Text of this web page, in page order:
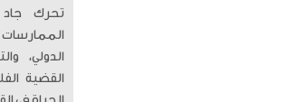
تحرك
الدولي،
القضية